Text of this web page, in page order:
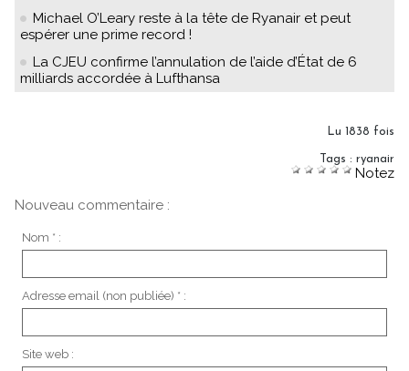
Michael O’Leary reste à la tête de Ryanair et peut
espérer une prime record !
La CJEU confirme l’annulation de l’aide d’État de 6
milliards accordée à Lufthansa
Lu 1838 fois
Tags : ryanair
Notez
Nouveau commentaire :
Nom * :
Adresse email (non publiée) * :
Site web :